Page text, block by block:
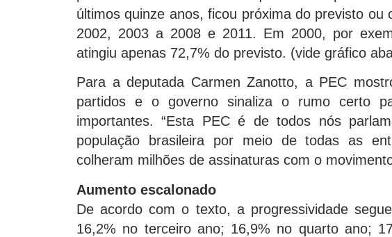
últimos quinze anos, ficou próxima do previsto ou
2002, 2003 a 2008 e 2011. Em 2000, por
atingiu apenas 72,7% do previsto. (vide gráfico
Para a deputada Carmen Zanotto, a PEC
partidos e o governo sinaliza o rumo certo
importantes. “Esta PEC é de todos nós
população brasileira por meio de todas as
colheram milhões de assinaturas com o
Aumento escalonado
De acordo com o texto, a progressividade
16,2% no terceiro ano; 16,9% no quarto ano;